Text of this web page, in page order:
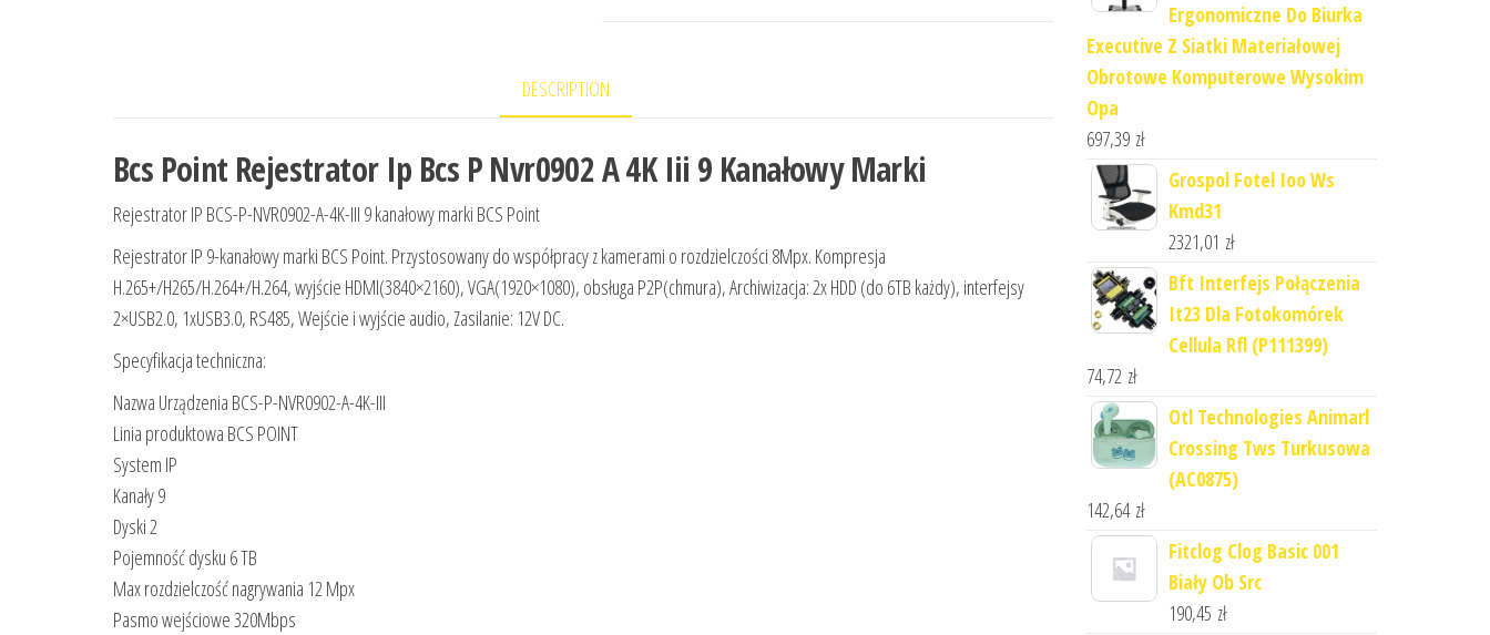
DESCRIPTION
Bcs Point Rejestrator Ip Bcs P Nvr0902 A 4K Iii 9 Kanałowy Marki
Rejestrator IP BCS-P-NVR0902-A-4K-III 9 kanałowy marki BCS Point
Rejestrator IP 9-kanałowy marki BCS Point. Przystosowany do współpracy z kamerami o rozdzielczości 8Mpx. Kompresja
H.265+/H265/H.264+/H.264, wyjście HDMI(3840×2160), VGA(1920×1080), obsługa P2P(chmura), Archiwizacja: 2x HDD (do 6TB każdy), interfejsy
2×USB2.0, 1xUSB3.0, RS485, Wejście i wyjście audio, Zasilanie: 12V DC.
Specyfikacja techniczna:
Nazwa Urządzenia BCS-P-NVR0902-A-4K-III
Linia produktowa BCS POINT
System IP
Kanały 9
Dyski 2
Pojemność dysku 6 TB
Max rozdzielczość nagrywania 12 Mpx
Pasmo wejściowe 320Mbps
Ergonomiczne Do Biurka
Executive Z Siatki Materiałowej
Obrotowe Komputerowe Wysokim
Opa
697,39 zł
Grospol Fotel Ioo Ws
Kmd31
2321,01 zł
Bft Interfejs Połączenia
It23 Dla Fotokomórek
Cellula Rfl (P111399)
74,72 zł
Otl Technologies Animarl
Crossing Tws Turkusowa
(AC0875)
142,64 zł
Fitclog Clog Basic 001
Biały Ob Src
190,45 zł